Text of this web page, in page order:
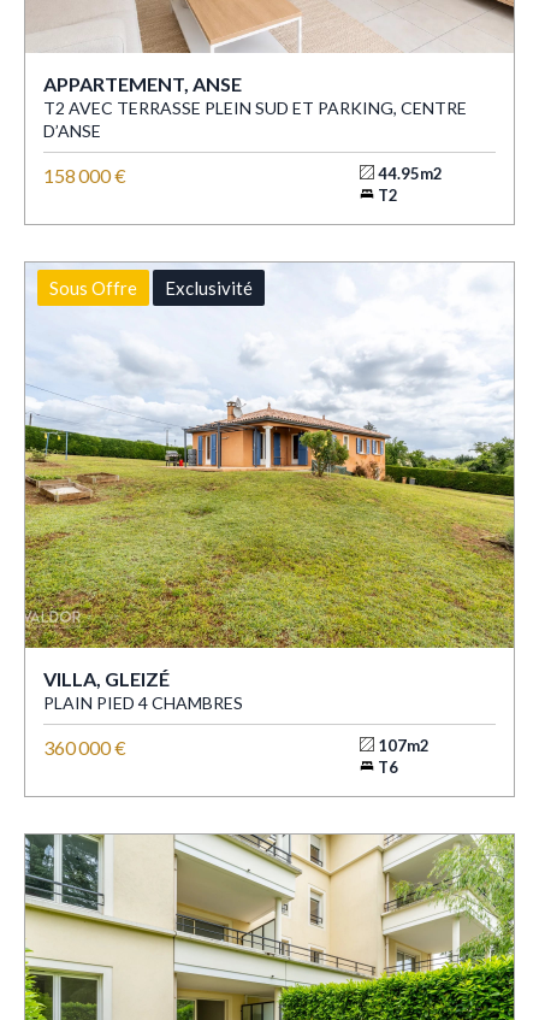
APPARTEMENT, ANSE
T2 AVEC TERRASSE PLEIN SUD ET PARKING, CENTRE
D’ANSE
158 000 €
44.95m2
T2
Sous Offre Exclusivité
VILLA, GLEIZÉ
PLAIN PIED 4 CHAMBRES
360 000 €
107m2
T6